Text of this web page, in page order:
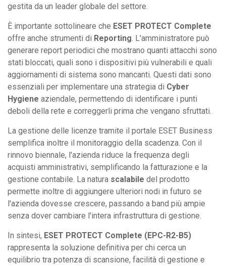
gestita da un leader globale del settore.
È importante sottolineare che ESET PROTECT Complete
offre anche strumenti di Reporting. L'amministratore può
generare report periodici che mostrano quanti attacchi sono
stati bloccati, quali sono i dispositivi più vulnerabili e quali
aggiornamenti di sistema sono mancanti. Questi dati sono
essenziali per implementare una strategia di Cyber
Hygiene aziendale, permettendo di identificare i punti
deboli della rete e correggerli prima che vengano sfruttati.
La gestione delle licenze tramite il portale ESET Business
semplifica inoltre il monitoraggio della scadenza. Con il
rinnovo biennale, l'azienda riduce la frequenza degli
acquisti amministrativi, semplificando la fatturazione e la
gestione contabile. La natura scalabile del prodotto
permette inoltre di aggiungere ulteriori nodi in futuro se
l'azienda dovesse crescere, passando a band più ampie
senza dover cambiare l'intera infrastruttura di gestione.
In sintesi, ESET PROTECT Complete (EPC-R2-B5)
rappresenta la soluzione definitiva per chi cerca un
equilibrio tra potenza di scansione, facilità di gestione e